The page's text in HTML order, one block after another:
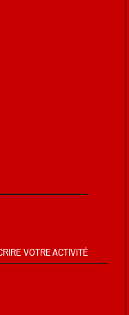
VOTRE ACTIVITÉ